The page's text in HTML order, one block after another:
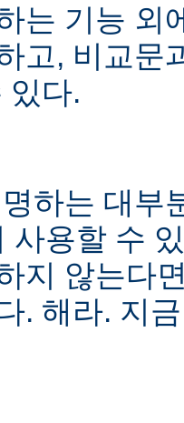
는 기능 외
고, 비교문
있다.
하는 대부
사용할 수
지 않는다
. 해라. 지